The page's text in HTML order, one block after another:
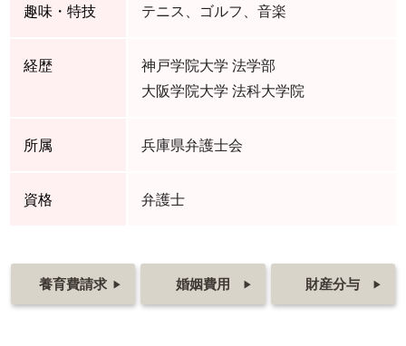
趣味・特技 テニス、ゴルフ、音楽
経歴
神戸学院大学 法学部
大阪学院大学 法科大学院
所属 兵庫県弁護士会
資格 弁護士
養育費請求 ▶ 婚姻費用 ▶ 財産分与 ▶